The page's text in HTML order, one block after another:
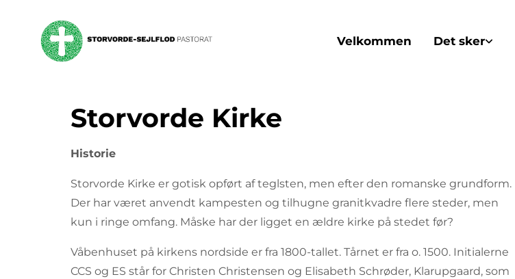
Velkommen Det sker
Storvorde Kirke
Historie
Storvorde Kirke er gotisk opført af teglsten, men efter den romanske grundform.
Der har været anvendt kampesten og tilhugne granitkvadre flere steder, men
kun i ringe omfang. Måske har der ligget en ældre kirke på stedet før?
Våbenhuset på kirkens nordside er fra 1800-tallet. Tårnet er fra o. 1500. Initialerne
CCS og ES står for Christen Christensen og Elisabeth Schrøder, Klarupgaard, som